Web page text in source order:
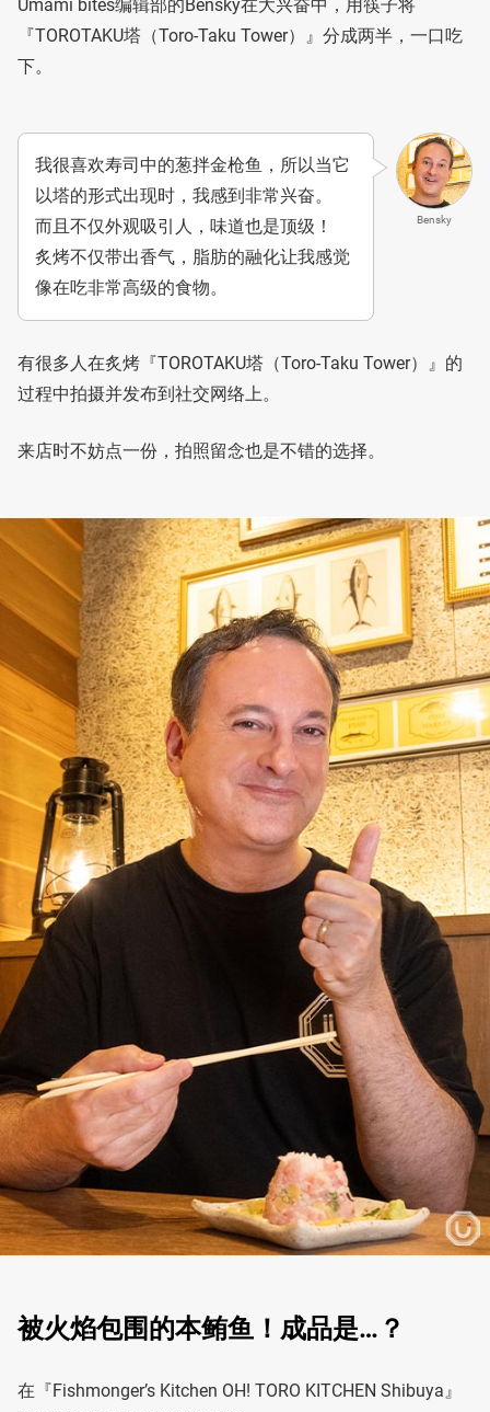
Umami bites编辑部的Bensky在大兴奋中，用筷子将
『TOROTAKU塔（Toro-Taku Tower）』分成两半，一口吃
下。
Bensky
我很喜欢寿司中的葱拌金枪鱼，所以当它
以塔的形式出现时，我感到非常兴奋。
而且不仅外观吸引人，味道也是顶级！
炙烤不仅带出香气，脂肪的融化让我感觉
像在吃非常高级的食物。
有很多人在炙烤『TOROTAKU塔（Toro-Taku Tower）』的
过程中拍摄并发布到社交网络上。
来店时不妨点一份，拍照留念也是不错的选择。
被火焰包围的本鲔鱼！成品是…？
在『Fishmonger’s Kitchen OH! TORO KITCHEN Shibuya』